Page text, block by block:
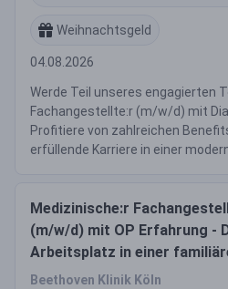
Weihnachtsgeld
04.08.2026
Werde Teil unseres engagierten
Fachangestellte:r (m/w/d) mit
Profitiere von zahlreichen
erfüllende Karriere in einer
Medizinische:r
(m/w/d) mit OP Erfahrung -
Arbeitsplatz in einer
Arbeitsatmosphäre!
Beethoven Klinik Köln